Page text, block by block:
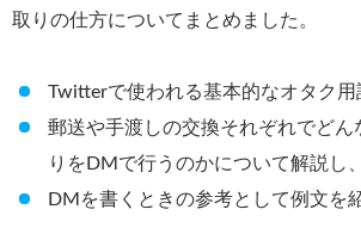
取りの仕方についてまとめました。
Twitterで使われる基本的なオタク用
郵送や手渡しの交換それぞれでどん
りをDMで行うのかについて解説し、
DMを書くときの参考として例文を